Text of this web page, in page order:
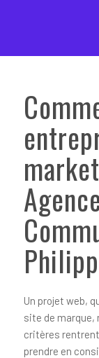
Un projet web,
site de marque,
critères
prendre en